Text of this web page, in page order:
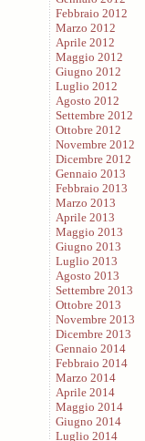
Febbraio 2012
Marzo 2012
Aprile 2012
Maggio 2012
Giugno 2012
Luglio 2012
Agosto 2012
Settembre 2012
Ottobre 2012
Novembre 2012
Dicembre 2012
Gennaio 2013
Febbraio 2013
Marzo 2013
Aprile 2013
Maggio 2013
Giugno 2013
Luglio 2013
Agosto 2013
Settembre 2013
Ottobre 2013
Novembre 2013
Dicembre 2013
Gennaio 2014
Febbraio 2014
Marzo 2014
Aprile 2014
Maggio 2014
Giugno 2014
Luglio 2014